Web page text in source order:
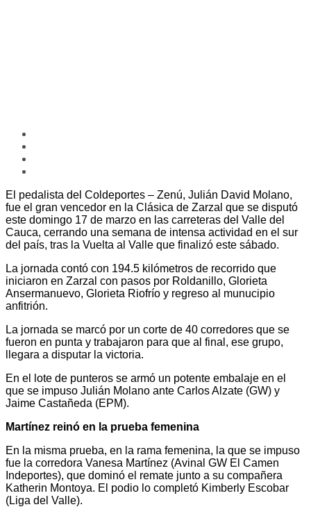
El pedalista del Coldeportes – Zenú, Julián David Molano,
fue el gran vencedor en la Clásica de Zarzal que se disputó
este domingo 17 de marzo en las carreteras del Valle del
Cauca, cerrando una semana de intensa actividad en el sur
del país, tras la Vuelta al Valle que finalizó este sábado.
La jornada contó con 194.5 kilómetros de recorrido que
iniciaron en Zarzal con pasos por Roldanillo, Glorieta
Ansermanuevo, Glorieta Riofrío y regreso al munucipio
anfitrión.
La jornada se marcó por un corte de 40 corredores que se
fueron en punta y trabajaron para que al final, ese grupo,
llegara a disputar la victoria.
En el lote de punteros se armó un potente embalaje en el
que se impuso Julián Molano ante Carlos Alzate (GW) y
Jaime Castañeda (EPM).
Martínez reinó en la prueba femenina
En la misma prueba, en la rama femenina, la que se impuso
fue la corredora Vanesa Martínez (Avinal GW El Camen
Indeportes), que dominó el remate junto a su compañera
Katherin Montoya. El podio lo completó Kimberly Escobar
(Liga del Valle).